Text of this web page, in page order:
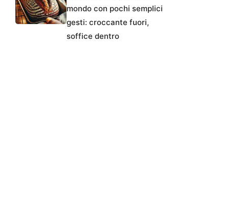
mondo con pochi semplici
gesti: croccante fuori,
soffice dentro